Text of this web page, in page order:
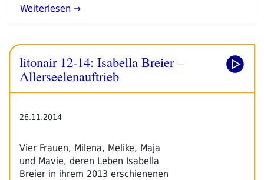
„litonair
Breier
–
Allerseelenauftrieb“
Weiterlesen
litonair 12-14: Isabella Breier –
Allerseelenauftrieb
26.11.2014
Vier Frauen, Milena, Melike, Maja
und Mavie, deren Leben Isabella
Breier in ihrem 2013 erschienenen